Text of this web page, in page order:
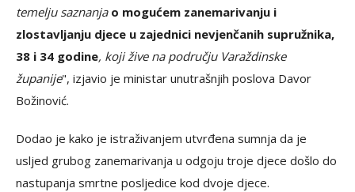
temelju saznanja o mogućem zanemarivanju i
zlostavljanju djece u zajednici nevjenčanih supružnika,
38 i 34 godine, koji žive na području Varaždinske
županije", izjavio je ministar unutrašnjih poslova Davor
Božinović.
Dodao je kako je istraživanjem utvrđena sumnja da je
usljed grubog zanemarivanja u odgoju troje djece došlo do
nastupanja smrtne posljedice kod dvoje djece.